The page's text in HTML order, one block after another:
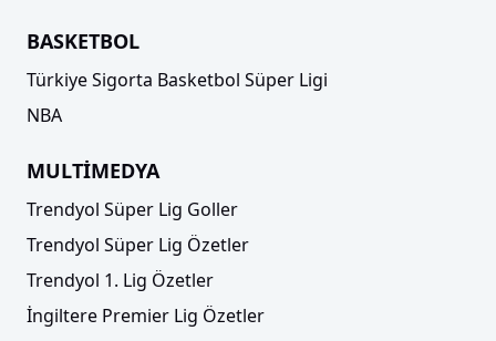
BASKETBOL
Türkiye Sigorta Basketbol Süper Ligi
NBA
MULTİMEDYA
Trendyol Süper Lig Goller
Trendyol Süper Lig Özetler
Trendyol 1. Lig Özetler
İngiltere Premier Lig Özetler